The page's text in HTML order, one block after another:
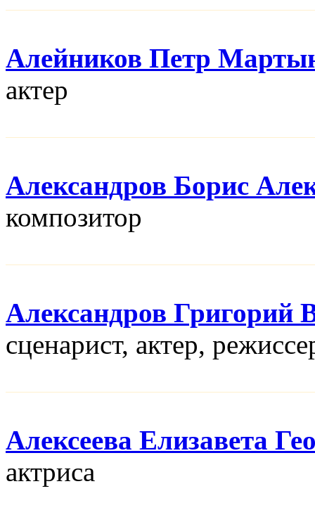
Алейников Петр
актер
Александров Борис
композитор
Александров Григорий
сценарист, актер,
Алексеева Елизавета
актриса